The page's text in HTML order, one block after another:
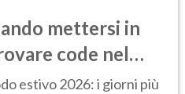
mettersi in
code nel
estivo
estivo 2026: i giorni più